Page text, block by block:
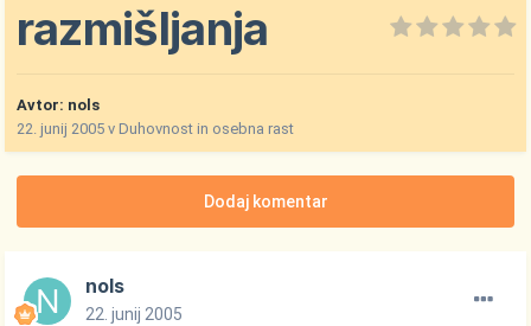
razmišljanja
Avtor: nols
22. junij 2005 vDuhovnost in osebna rast
Dodaj komentar
nols
22. junij 2005